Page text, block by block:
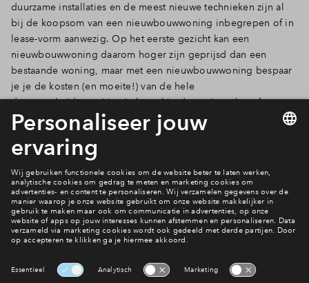
duurzame installaties en de meest nieuwe technieken zijn al
bij de koopsom van een nieuwbouwwoning inbegrepen of in
lease-vorm aanwezig. Op het eerste gezicht kan een
nieuwbouwwoning daarom hoger zijn geprijsd dan een
bestaande woning, maar met een nieuwbouwwoning bespaar
je je de kosten (en moeite!) van de hele
duurzaamheidstransitie. Je komt hierdoor niet achteraf voor
verrassingen te staan. Je kiest dus voor gezond, veilig en
comfortabel wonen – en dat is op de lange termijn een heel
slimme investering!
Meer nieuws lezen?
Bekijk alle nieuwsberichten
Interesse? Meld je dan snel aan